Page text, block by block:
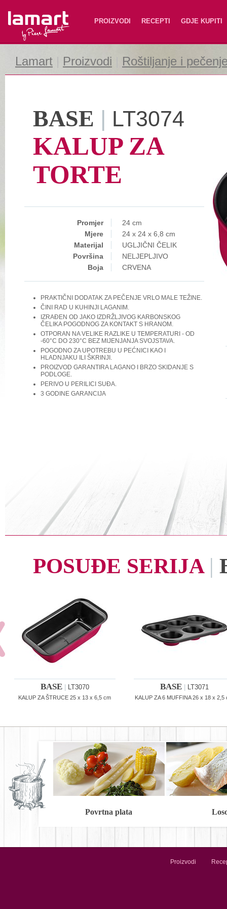
Lamart PROIZVODI RECEPTI GDJE KUPITI
Lamart Proizvodi Roštiljanje i
BASE | LT3074
KALUP ZA
TORTE
Promjer
24 cm
Mjere
24 x 24 x 6,8 cm
Materijal
UGLJIČNI ČELIK
Površina
NELJEPLJIVO
Boja
CRVENA
PRAKTIČNI DODATAK ZA PEČENJE VRLO MALE TEŽINE.
ČINI RAD U KUHINJI LAGANIM.
IZRAĐEN OD JAKO IZDRŽLJIVOG KARBONSKOG
ČELIKA POGODNOG ZA KONTAKT S HRANOM.
OTPORAN NA VELIKE RAZLIKE U TEMPERATURI - OD
-60°C DO 230°C BEZ MIJENJANJA SVOJSTAVA.
POGODNO ZA UPOTREBU U PEĆNICI KAO I
HLADNJAKU ILI ŠKRINJI.
PROIZVOD GARANTIRA LAGANO I BRZO SKIDANJE S
PODLOGE.
PERIVO U PERILICI SUĐA.
3 GODINE GARANCIJA
POSUĐE SERIJA |
BASE LT3070
KALUP ZA ŠTRUCE 25 x 13 x 6,5 cm
BASE LT3071
KALUP ZA 6 MUFFINA 26 x 18 x 2,5
Povrtna plata
Proizvodi